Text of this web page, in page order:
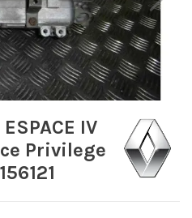
IV
Privilege